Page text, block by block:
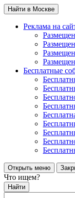
Найти в Москве
Реклама на
Бесплатные
Открыть меню
Что ищем?
Найти